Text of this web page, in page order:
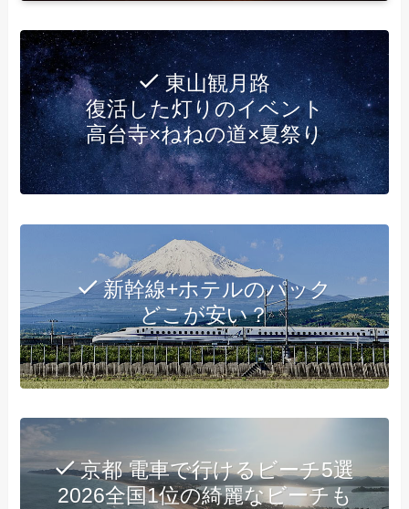
東山観月路
復活した灯りのイベント
高台寺×ねねの道×夏祭り
新幹線+ホテルのパック
どこが安い？
京都 電車で行けるビーチ5選
2026全国1位の綺麗なビーチも